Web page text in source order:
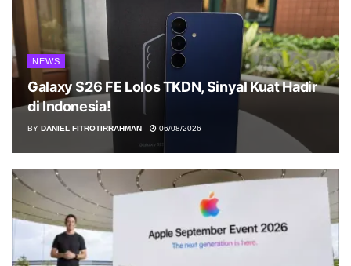
NEWS
Galaxy S26 FE Lolos TKDN, Sinyal Kuat Hadir
di Indonesia!
BY DANIEL FITROTIRRAHMAN 06/08/2026